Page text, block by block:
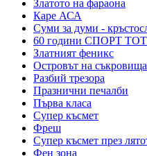
Златото на фараона
Каре АСА
Суми за думи -
60 години СПОРТ
Златният феникс
Островът на
Разбий трезора
Празнични печалби
Първа класа
Супер късмет
Фреш
Супер късмет през
Фен зона